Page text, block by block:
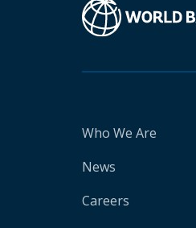
Who We Are
News
Careers